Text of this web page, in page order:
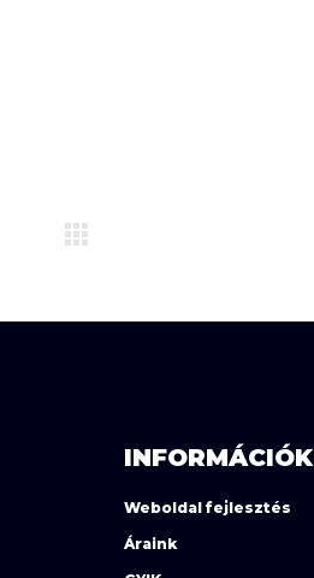
INFORMÁCIÓK
Weboldal fejlesztés
Áraink